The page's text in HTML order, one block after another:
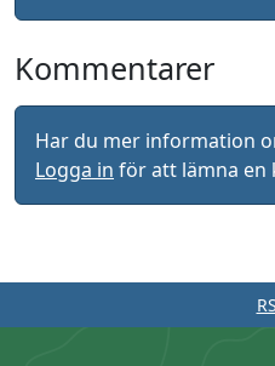
Kommentarer
Har du mer information
Logga in för att lämna en